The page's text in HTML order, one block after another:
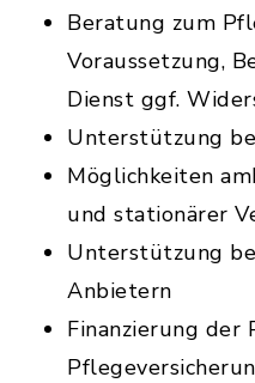
Beratung zum
Voraussetzung,
Dienst ggf.
Unterstützung
Möglichkeiten
und stationärer
Unterstützung
Anbietern
Finanzierung der